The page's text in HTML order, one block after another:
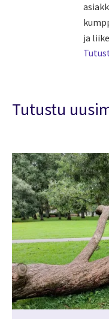
ja
Tutustu